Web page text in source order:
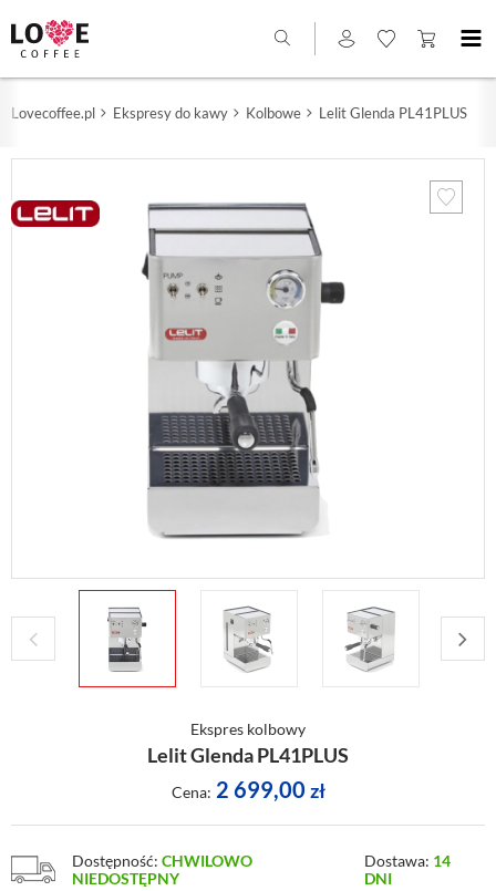
Lovecoffee.pl Ekspresy do kawy Kolbowe Lelit Glenda PL41PLUS
Ekspres kolbowy
Lelit Glenda PL41PLUS
Cena: 2 699,00 zł
Dostępność: CHWILOWO
NIEDOSTĘPNY
Dostawa: 14
DNI